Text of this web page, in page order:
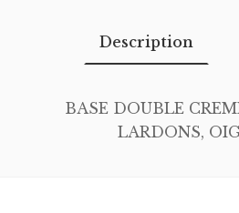
Description
BASE DOUBLE
LARDONS,